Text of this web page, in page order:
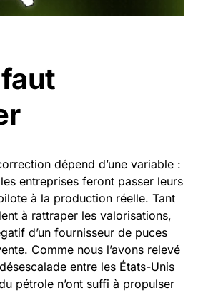
dépend d’une variable :
entreprises feront passer leurs
à la production réelle. Tant
à rattraper les valorisations,
d’un fournisseur de puces
Comme nous l’avons relevé
entre les États-Unis
pétrole n’ont suffi à propulser